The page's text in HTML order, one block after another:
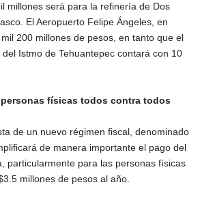
millones será para la refinería de Dos
El Aeropuerto Felipe Ángeles, en
200 millones de pesos, en tanto que el
Istmo de Tehuantepec contará con 10
físicas todos contra todos
de un nuevo régimen fiscal, denominado
de manera importante el pago del
particularmente para las personas físicas
millones de pesos al año.